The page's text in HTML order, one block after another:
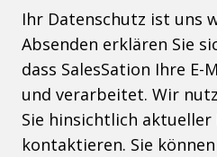
Ihr Datenschutz ist uns
Absenden erklären Sie
dass SalesSation Ihre E-
und verarbeitet. Wir
Sie hinsichtlich aktueller
kontaktieren. Sie